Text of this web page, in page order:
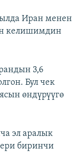
Иран менен
келишимдин
3,6
Бул чек
өндүрүүгө
эл аралык
биринчи